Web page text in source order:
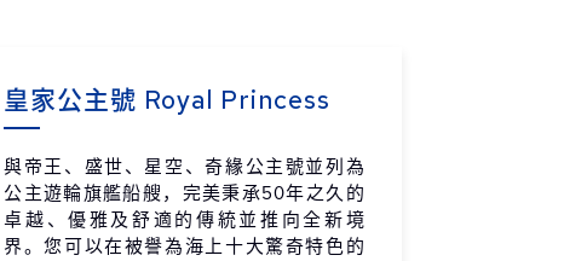
2026 / 11 / 17 (二)
海上巡航
2026 / 11 / 18 (三)
海上巡航
2026 / 11 / 19 (四)
-
皇家公主號 Royal Princess
與帝王、盛世、星空、奇緣公主號並列為
公主遊輪旗艦船艘，完美秉承50年之久的
卓越、優雅及舒適的傳統並推向全新境
界。您可以在被譽為海上十大驚奇特色的